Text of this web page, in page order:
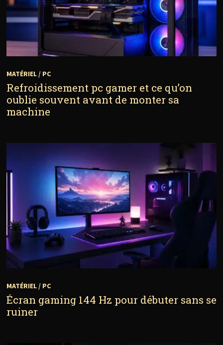
MATÉRIEL/ PC
Refroidissement pc gamer et ce qu’on
oublie souvent avant de monter sa
machine
MATÉRIEL/ PC
Écran gaming 144 Hz pour débuter sans se
ruiner